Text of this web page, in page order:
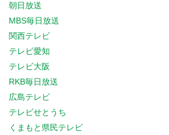
朝日放送
MBS毎日放送
関西テレビ
テレビ愛知
テレビ大阪
RKB毎日放送
広島テレビ
テレビせとうち
くまもと県民テレビ